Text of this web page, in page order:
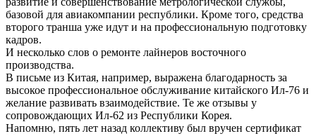
базовой для авиакомпании республики. Кроме того, средства
второго транша уже идут и на профессиональную подготовку
кадров.
И несколько слов о ремонте лайнеров восточного
производства.
В письме из Китая, например, выражена благодарность за
высокое профессиональное обслуживание китайского Ил-76 и
желание развивать взаимодействие. Те же отзывы у
сопровождающих Ил-62 из Республики Корея.
Напомню, пять лет назад коллективу был вручен сертификат